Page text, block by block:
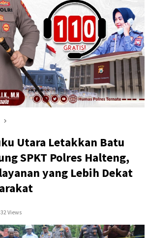
Utara Letakkan Batu
SPKT Polres Halteng,
yang Lebih Dekat
Views